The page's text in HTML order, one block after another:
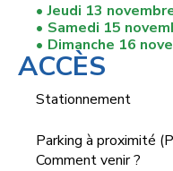
Jeudi 13
Samedi 15
Dimanche 16
ACCÈS
Stationnement
Parking à proximité
Comment venir ?